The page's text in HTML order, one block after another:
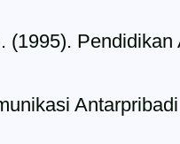
(1995).